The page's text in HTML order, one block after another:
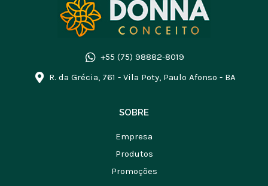
+55 (75) 98882-8019
R. da Grécia, 761 - Vila Poty, Paulo Afonso - BA
SOBRE
Empresa
Produtos
Promoções